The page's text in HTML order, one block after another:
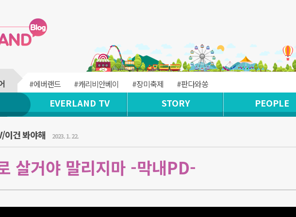
#에버랜드 #캐리비안베이 #장미축제 #판다와쏭
EVERLAND TV STORY PEOPLE
이건 봐야해 2023. 1. 22.
살거야 말리지마 -막내PD-